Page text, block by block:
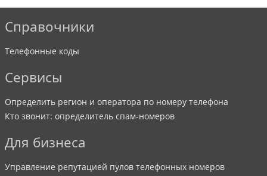
Справочники
Телефонные коды
Сервисы
Определить регион и оператора по номеру телефона
Кто звонит: определитель спам-номеров
Для бизнеса
Управление репутацией пулов телефонных номеров